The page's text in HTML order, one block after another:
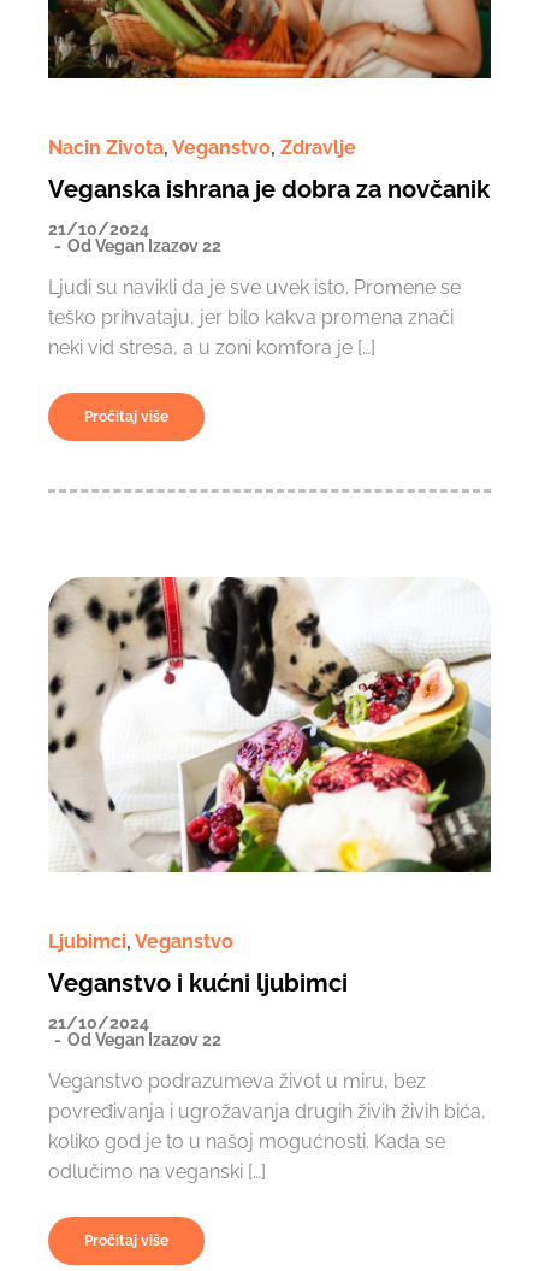
Nacin Zivota, Veganstvo, Zdravlje
Veganska ishrana je dobra za novčanik
21/10/2024
OdVegan Izazov 22
Ljudi su navikli da je sve uvek isto. Promene se
teško prihvataju, jer bilo kakva promena znači
neki vid stresa, a u zoni komfora je […]
Pročitaj više
Ljubimci, Veganstvo
Veganstvo i kućni ljubimci
21/10/2024
OdVegan Izazov 22
Veganstvo podrazumeva život u miru, bez
povređivanja i ugrožavanja drugih živih živih bića,
koliko god je to u našoj mogućnosti. Kada se
odlučimo na veganski […]
Pročitaj više